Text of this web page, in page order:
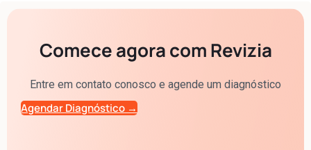
Comece agora com Revizia
Entre em contato conosco e agende um diagnóstico
Agendar Diagnóstico →